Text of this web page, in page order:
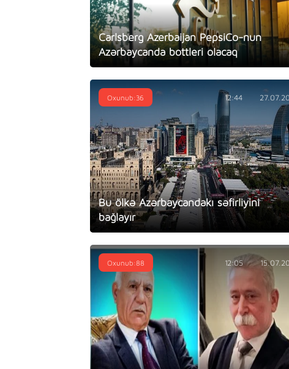
Carlsberg Azerbaijan PepsiCo-nun
Azərbaycanda bottleri olacaq
Bu ölkə Azərbaycandakı səfirliyini
bağlayır
Oxunub:36 12:44
Oxunub:88 12:05